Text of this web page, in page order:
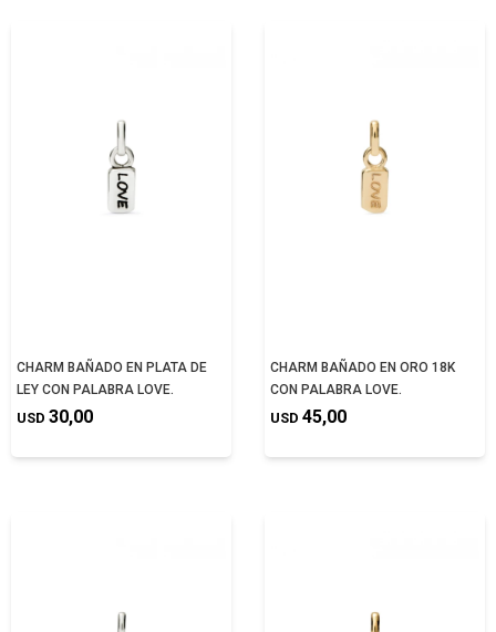
CHARM BAÑADO EN PLATA DE
LEY CON PALABRA LOVE.
USD 30,00
CHARM BAÑADO EN ORO 18K
CON PALABRA LOVE.
USD 45,00